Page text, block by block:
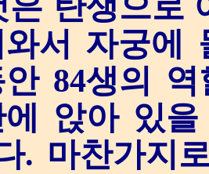
서 자궁에
84생의
앉아 있
. 마찬가지